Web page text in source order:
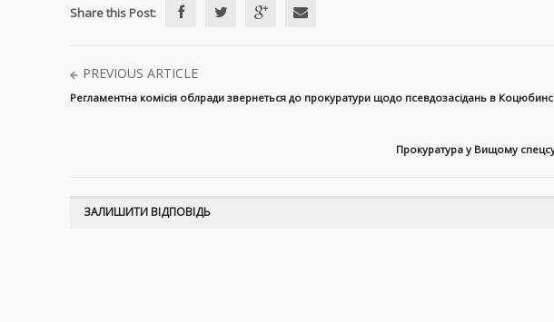
Share this Post:
PREVIOUS ARTICLE
Регламентна комісія облради звернеться до прокуратури щодо псевдозасідань в
Прокуратура у Вищому
ЗАЛИШИТИ ВІДПОВІДЬ